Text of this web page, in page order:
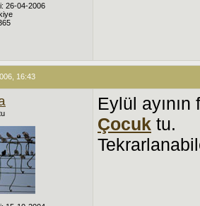
26-04-2006
16:43
Eylül
Çocuk tu.